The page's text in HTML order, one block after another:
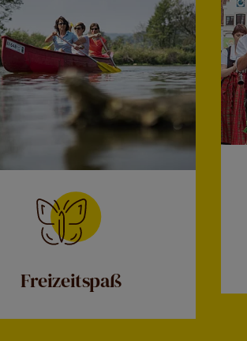
Freizeitspaß